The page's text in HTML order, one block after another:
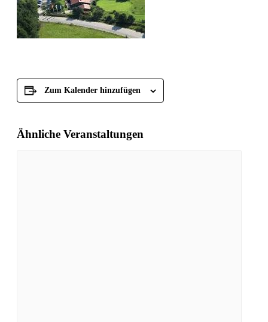
Zum Kalender hinzufügen
Ähnliche Veranstaltungen